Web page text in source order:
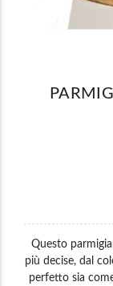
Questo
più decise, dal
perfetto sia